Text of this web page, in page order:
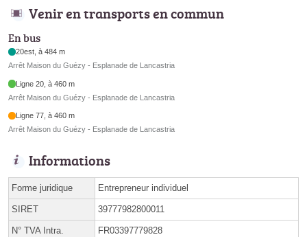
Venir en transports en commun
En bus
20est, à 484 m
Arrêt Maison du Guézy - Esplanade de Lancastria
Ligne 20, à 460 m
Arrêt Maison du Guézy - Esplanade de Lancastria
Ligne 77, à 460 m
Arrêt Maison du Guézy - Esplanade de Lancastria
Informations
Forme juridique Entrepreneur individuel
SIRET 39777982800011
N° TVA Intra. FR03397779828